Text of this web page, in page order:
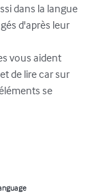
dans la langue
d'après leur
vous aident
de lire car sur
se